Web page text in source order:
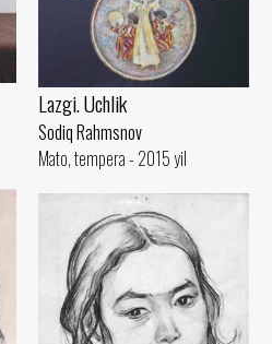
Lazgi. Uchlik
Sodiq Rahmsnov
Mato, tempera - 2015 yil